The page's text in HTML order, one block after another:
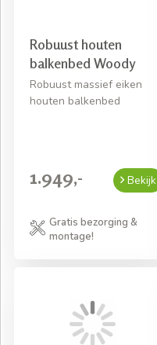
Robuust houten
balkenbed Woody
Robuust massief eiken
houten balkenbed
1.949,- Bekijk
Gratis bezorging &
montage!